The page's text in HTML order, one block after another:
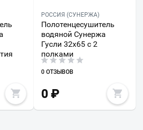
РОССИЯ (СУНЕРЖА)
Полотенцесушитель
водяной Сунержа
Гусли 32x65 с 2
полками
0 ОТЗЫВОВ
0₽